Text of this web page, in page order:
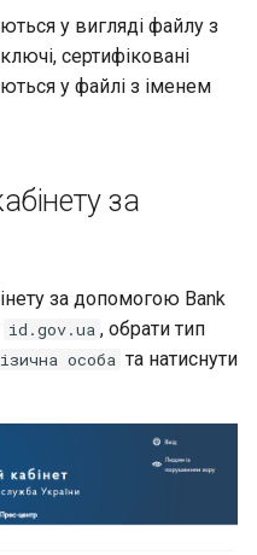
у виглядi файлу з
сертифiкованi
у файлi з iменем
за
за допомогою Bank
id.gov.ua , обрати тип
особа та натиснути